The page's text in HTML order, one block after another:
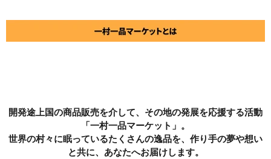
開発途上国の商品販売を介して、その地の発展を応援する活動
「一村一品マーケット」。
世界の村々に眠っているたくさんの逸品を、作り手の夢や想い
と共に、あなたへお届けします。